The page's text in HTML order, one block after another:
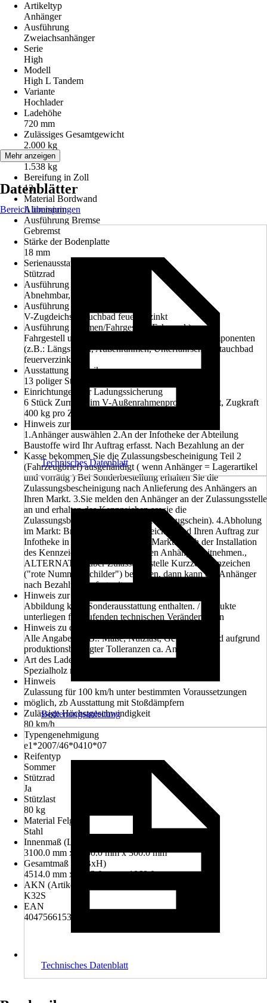
Artikeltyp
Anhänger
Ausführung
Zweiachsanhänger
Serie
High
Modell
High L Tandem
Variante
Hochlader
Ladehöhe
720 mm
Zulässiges Gesamtgewicht
2.000 kg
Nutzlast
1.538 kg
Bereifung in Zoll
13
Material Bordwand
Aluminium
Ausführung Bremse
Gebremst
Stärke der Bodenplatte
18 mm
Serienausstattung
Stützrad
Ausführung Bordwand
Abnehmbar, Klappbar
Ausführung Deichsel
V-Zugdeichsel tauchbad feuerverzinkt
Ausführung Rahmen/Fahrgestell (Fahrwerk)
Fahrgestell und Rahmen feuerverzinkt, Rahmenkomponenten
(z.B.: Längsträger, Außenrahmen, Unterfahrschutz) tauchbad
feuerverzinkt
Ausstattung Elektrik
13 poliger Stecker, Rückfahrscheinwerfer
Einrichtungen zur Ladungssicherung
6 Stück Zurringe im V-Außenrahmenprofil integriert, Zugkraft
400 kg pro Zurring, Dekra geprüft
Hinweis zur Zulassung
1.Anhänger auswählen 2.An der Infotheke der Abteilung
Baustoffe wird Ihr Auftrag erfasst. Nach Bezahlung an der
Kasse bekommen Sie die Zulassungsbescheinigung Teil 2
(Fahrzeugbrief) ausgehändigt ( wenn Anhänger = Lagerartikel
und vorrätig ) Bei Sonderbestellung erhalten Sie die
Zulassungsbescheinigung nach Anlieferung des Anhängers an
Ihren Markt. 3.Sie melden den Anhänger an der Zulassungsstelle
an und erhalten das Kennzeichen sowie die
Zulassungsbescheinigung Teil 1 (Fahrzeugschein). 4.Abholung
im Markt: Bringen Sie das Kennzeichen und Ihren Auftrag zur
Infotheke in Ihren HORNBACH Markt. Nach der Installation
des Kennzeichens können Sie Ihren Anhänger mitnehmen.,
ALTERNATIV: über Zulassungsstelle Kurzzeitkennzeichen
("rote Nummernschilder") besorgen, dann kann der Anhänger
nach Bezahlung sofort mitgenommen werden
Hinweis zur Abbildung
Abbildung kann Sonderausstattung enthalten. / Produkte
unterliegen fortlaufenden technischen Veränderungen
Hinweis zu den Maßangaben
Alle Angaben (z.B.: Maße, Nutzlast, Gewichte), sind aufgrund
produktionsbedingter Tolleranzen ca. Angaben.
Art des Ladebodens
Spezialholz mit Phenolharzbeschichtung
Hinweis
Zulassung für 100 km/h unter bestimmten Voraussetzungen
möglich, zb Ausstattung mit Stoßdämpfern
Zulässige Höchstgeschwindigkeit
80 km/h
Typengenehmigung
e1*2007/46*0410*07
Reifentyp
Sommer
Stützrad
Ja
Stützlast
80 kg
Material Felge
Stahl
Innenmaß (LxBxH)
3100.0 mm x 1650.0 mm x 300.0 mm
Gesamtmaß (LxBxH)
4514.0 mm x 1713.0 mm x 1060.0 mm
AKN (Artikelkurznummer)
K32S
EAN
4047566153401
Mehr anzeigen
Datenblätter
Bereich überspringen
Technisches Datenblatt
Bedienungsanleitung
Technisches Datenblatt